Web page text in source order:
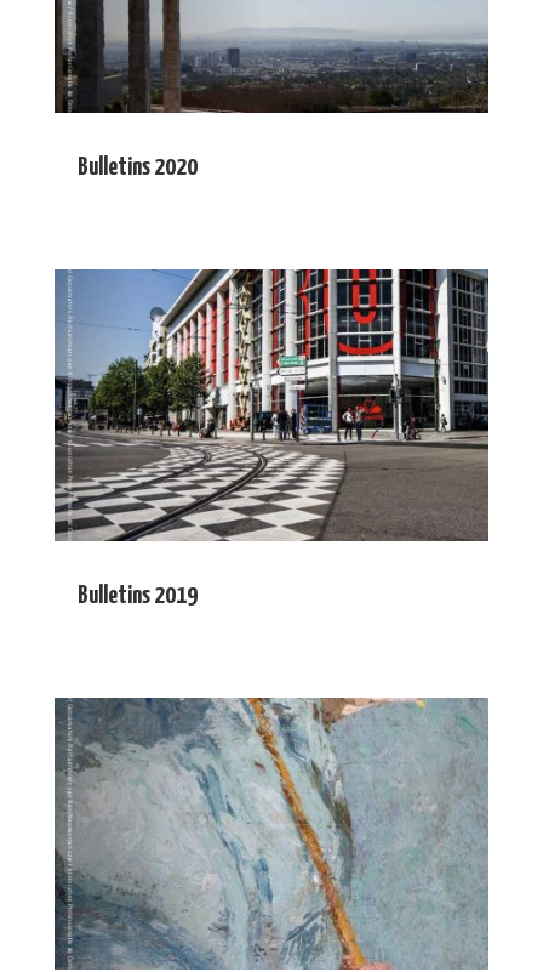
Bulletins 2020
Bulletins 2019